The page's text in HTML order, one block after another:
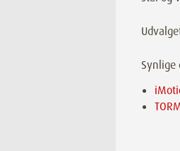
Synlige